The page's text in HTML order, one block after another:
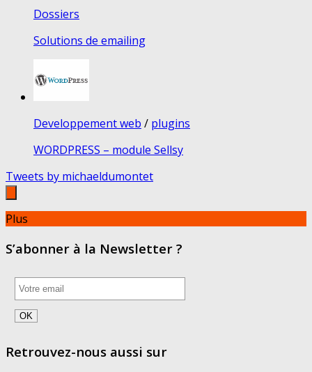
Dossiers
Solutions de emailing
Developpement web / plugins
WORDPRESS – module Sellsy
Tweets by michaeldumontet
Plus
S’abonner à la Newsletter ?
Retrouvez-nous aussi sur